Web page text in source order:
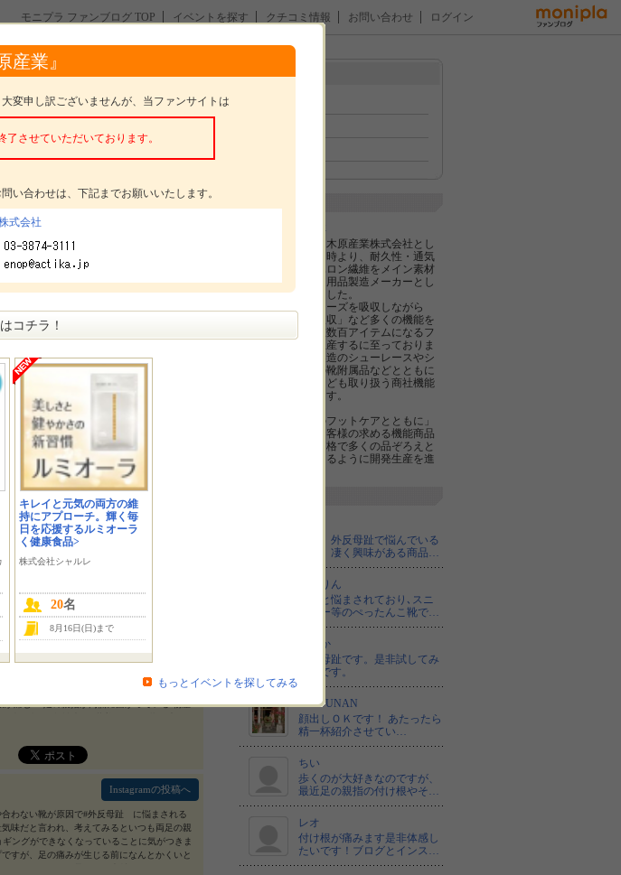
モニプラ ファンブログ TOP イベントを探す クチコミ情報 お問い合わせ ログイン
名様募集】 投稿一覧
産業』
変申し訳ございませんが、当ファンサイトは
させていただいております。
い合わせは、下記までお願いいたします。
式会社
はコチラ！
キレイと元気の両方の維
持にアプローチ。輝く毎
日を応援するルミオーラ
く健康食品>
株式会社シャルレ
20名
8月16日(日)まで
もっとイベントを探してみる
名様募集】
ドサポート付
を兼ねた外出や宿泊は自粛せざるを得ないか
このブログ記事へ
ほ ・ 880円+tax 左右兼用 1個入り ・ フリー
たちでサポート ・ 着脱が簡単！ 透明タイプ
トパッドで親指の付け根を 優しくサポート❤️
が痛む ・足の親指が内側に曲がっている 物差
ですが 使うと違いますよ！ 歩くってホント大
ングも ダイエットも歩くとどれも良いみたい
みて欲しいです😉 ・ この外反母趾楽歩 シリ
でなく色々サポートしてくれるグッズがあり
#外反母趾楽歩サイドサポート付 #外反母趾
ポーター #外反母趾対策 #monipla #kihara_fan
Instagramの投稿へ
わない靴が原因で#外反母趾 に悩まされる
味だと言われ、考えてみるといつも両足の親
ングができなくなっていることに気がつきま
すが、足の痛みが生じる前になんとかくいと
Instagramの投稿へ
メニュー
当社は、1955年に木原産業株式会社とし
て法人設立した当時より、耐久性・通気
性に優れたクレハロン繊維をメイン素材
としたフットケア用品製造メーカーとし
て歩んでまいりました。
お客様・市場のニーズを吸収しながら
「消臭」「衝撃吸収」など多くの機能を
追加しながら現在数百アイテムになるフ
ットケア商品を生産するに至っておりま
す。また、当社製造のシューレースやシ
ューホーンなどの靴附属品などとともに
シューケア用品なども取り扱う商社機能
も拡充しております。
今後とも「日本のフットケアとともに」
を合言葉によりお客様の求める機能商品
をより手ごろな価格で多くの品ぞろえと
ともにご提供できるように開発生産を進
長年、外反母趾で悩んでいる
ので、凄く興味がある商品…
きくりん
ずっと悩まされており､スニ
ーカー等のぺったんこ靴で…
さやか
外反母趾です。是非試してみ
たいです。
CHIYUNAN
顔出しＯＫです！ あたったら
精一杯紹介させてい…
ちい
歩くのが大好きなのですが、
最近足の親指の付け根やそ…
レオ
付け根が痛みます是非体感し
たいです！ブログとインス…